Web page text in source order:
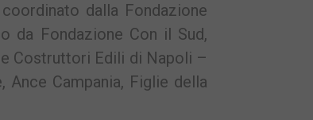
dalla Fondazione
da Fondazione Con il Sud,
Costruttori Edili di Napoli –
Ance Campania, Figlie della